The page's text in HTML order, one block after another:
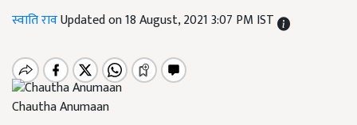
स्वाति रावUpdated on 18 August, 2021 3:07 PM IST
Chautha Anumaan